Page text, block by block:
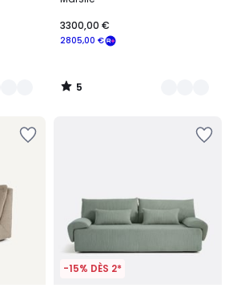
2805,00 €
3300,00 €
5
/
-15% DÈS 2*